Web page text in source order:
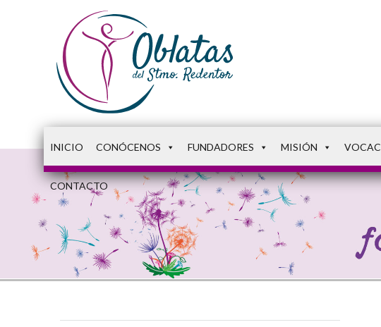
INICIO CONÓCENOS FUNDADORES MISIÓN
CONTACTO